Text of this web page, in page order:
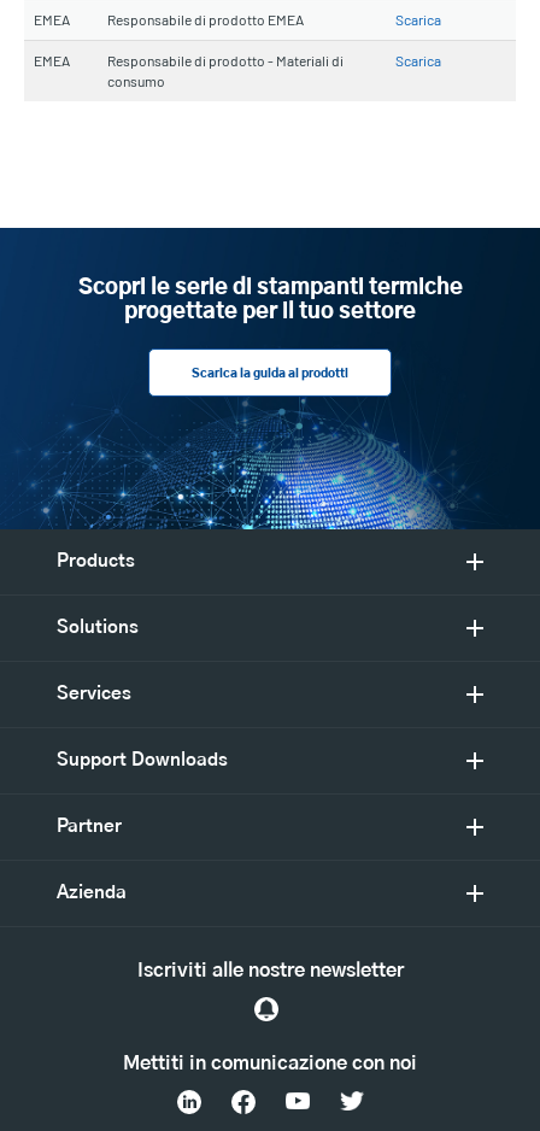
EMEA Responsabile di prodotto EMEA Scarica
EMEA
Responsabile di prodotto - Materiali di
consumo
Scarica
Scopri le serie di stampanti termiche
progettate per il tuo settore
Scarica la guida ai prodotti
Products
Solutions
Services
Support Downloads
Partner
Azienda
Mettiti in comunicazione con noi
Iscriviti alle nostre newsletter